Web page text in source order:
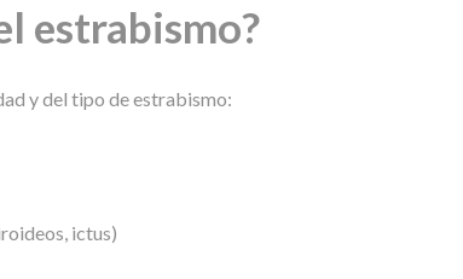
estrabismo?
y del tipo de estrabismo:
ictus)